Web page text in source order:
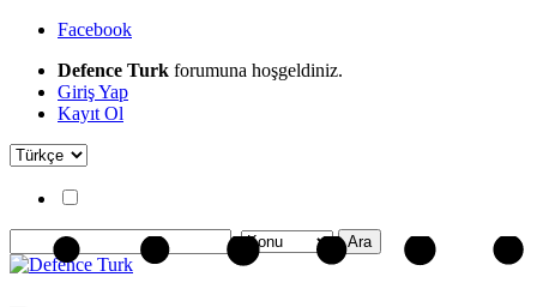
Facebook
Defence Turk forumuna hoşgeldiniz.
Giriş Yap
Kayıt Ol